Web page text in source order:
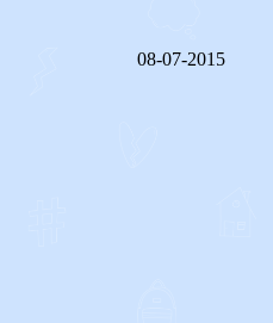
08-07-2015